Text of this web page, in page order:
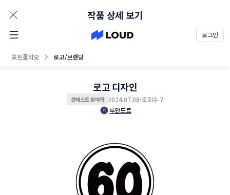
로그인
포트폴리오 로고/브랜딩
작품 상세 보기
로고 디자인
콘테스트 참여작 2024.07.08 조회수 7
루안도르